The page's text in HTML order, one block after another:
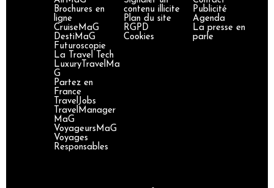
Brochures en
ligne
CruiseMaG
DestiMaG
Futuroscopie
La Travel Tech
LuxuryTravelMa
G
Partez en
France
TravelJobs
TravelManager
MaG
VoyageursMaG
Voyages
Responsables
contenu illicite
Plan du site
RGPD
Cookies
Publicité
Agenda
La presse en
parle